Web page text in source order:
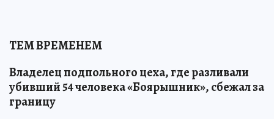
ТЕМ ВРЕМЕНЕМ
Владелец подпольного цеха, где разливали
убивший 54 человека «Боярышник», сбежал за
границу